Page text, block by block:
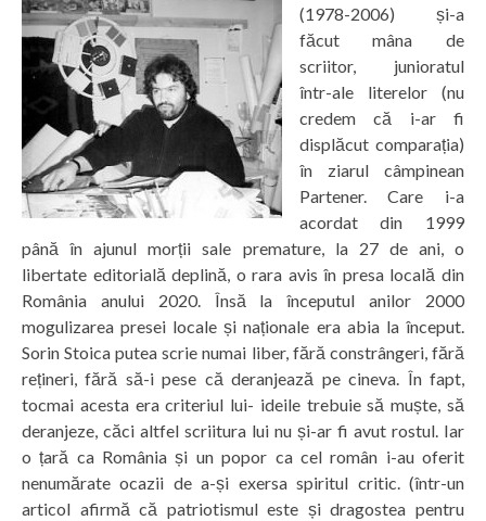
(1978-2006) și-a
făcut mâna de
scriitor, junioratul
într-ale literelor (nu
credem că i-ar fi
displăcut comparația)
în ziarul câmpinean
Partener. Care i-a
acordat din 1999
până în ajunul morții sale premature, la 27 de ani, o
libertate editorială deplină, o rara avis în presa locală din
România anului 2020. Însă la începutul anilor 2000
mogulizarea presei locale și naționale era abia la început.
Sorin Stoica putea scrie numai liber, fără constrângeri, fără
rețineri, fără să-i pese că deranjează pe cineva. În fapt,
tocmai acesta era criteriul lui- ideile trebuie să muște, să
deranjeze, căci altfel scriitura lui nu și-ar fi avut rostul. Iar
o țară ca România și un popor ca cel român i-au oferit
nenumărate ocazii de a-și exersa spiritul critic. (într-un
articol afirmă că patriotismul este și dragostea pentru